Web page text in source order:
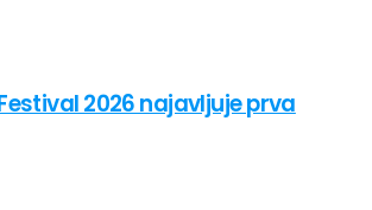
2026 najavljuje prva